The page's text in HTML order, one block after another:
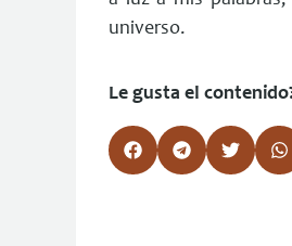
universo.
Le gusta el